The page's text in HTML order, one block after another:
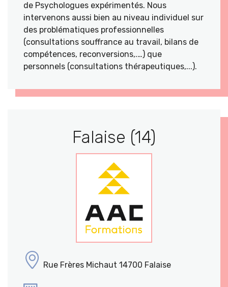
de Psychologues expérimentés. Nous
intervenons aussi bien au niveau individuel sur
des problématiques professionnelles
(consultations souffrance au travail, bilans de
compétences, reconversions,.…) que
personnels (consultations thérapeutiques,...).
Falaise (14)
Rue Frères Michaut 14700 Falaise